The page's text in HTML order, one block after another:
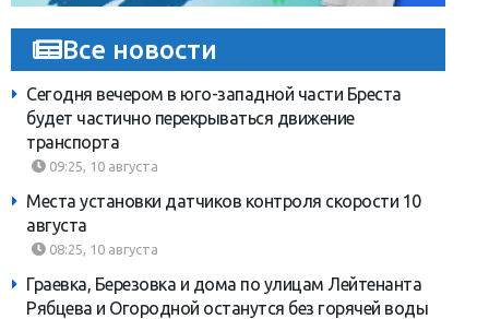
Все новости
Сегодня вечером в юго-западной части Бреста
будет частично перекрываться движение
транспорта
09:25, 10 августа
Места установки датчиков контроля скорости 10
августа
08:25, 10 августа
Граевка, Березовка и дома по улицам Лейтенанта
Рябцева и Огородной останутся без горячей воды